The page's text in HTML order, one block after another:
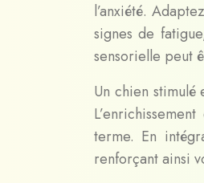
l’anxiété.
signes de
sensorielle peut
Un chien
terme. En
renforçant ainsi